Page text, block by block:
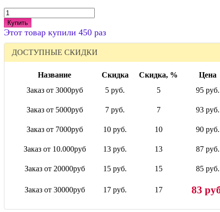
Купить
Этот товар купили 450 раз
ДОСТУПНЫЕ СКИДКИ
Название Скидка Скидка, %
Цена
Заказ от 3000руб
5 руб. 5 95 руб.
Заказ от 5000руб 7 руб. 7 93 руб.
Заказ от 7000руб 10 руб. 10 90 руб.
Заказ от 10.000руб 13 руб. 13 87 руб.
Заказ от 20000руб 15 руб. 15 85 руб.
Заказ от 30000руб 17 руб. 17 83